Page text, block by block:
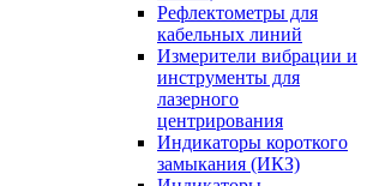
Рефлектометры для
кабельных линий
Измерители вибрации и
инструменты для
лазерного
центрирования
Индикаторы короткого
замыкания (ИКЗ)